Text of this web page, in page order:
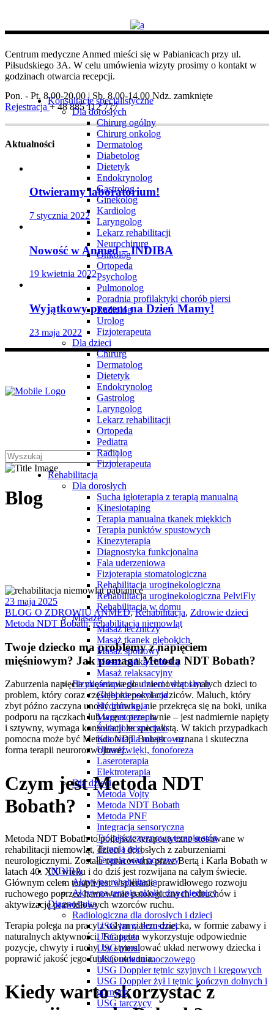
Centrum medyczne Anmed mieści się w Pabianicach przy ul.
Piłsudskiego 3A. W celu umówienia wizyty prosimy o kontakt w
godzinach otwarcia recepcji.
Pon. - Pt. 8.00-20.00 | Sb. 8.00-14.00 Ndz. zamknięte
Rejestracja + 48 885 112 777
Aktualności
Otwieramy laboratorium!
7 stycznia 2022
Nowość w Anmed – INDIBA
19 kwietnia 2022
Wyjątkowy prezent na Dzień Mamy!
23 maja 2022
Konsultacje specjalistyczne
Dla dorosłych
Chirurg ogólny
Chirurg onkolog
Dermatolog
Diabetolog
Dietetyk
Endokrynolog
Gastrolog
Ginekolog
Kardiolog
Laryngolog
Lekarz rehabilitacji
Neurochirurg
Onkolog
Ortopeda
Psycholog
Pulmonolog
Poradnia profilaktyki chorób piersi
Radiolog
Urolog
Fizjoterapeuta
Dla dzieci
Chirurg
Dermatolog
Dietetyk
Endokrynolog
Gastrolog
Laryngolog
Lekarz rehabilitacji
Ortopeda
Pediatra
Radiolog
Fizjoterapeuta
Rehabilitacja
Dla dorosłych
Sucha igłoterapia z terapią manualną
Kinesiotaping
Terapia manualna tkanek miękkich
Terapia punktów spustowych
Kinezyterapia
Diagnostyka funkcjonalna
Fala uderzeniowa
Fizjoterapia stomatologiczna
Rehabilitacja uroginekologiczna
Rehabilitacja uroginekologiczna PelviFly
Rehabilitacja w domu
Masaże
Masaż leczniczy
Masaż tkanek głębokich
Masaż sportowy
Masaż bańką chińską
Masaż relaksacyjny
Fizykoterapia dla dzieci i dorosłych
Głęboka oscylacja
Hydroterapia
Magnetoterapia
Światłolecznictwo
Krioterapia miejscowa
Ultradźwięki, fonoforeza
Laseroterapia
Elektroterapia
Dla dzieci
Metoda Vojty
Metoda NDT Bobath
Metoda PNF
Integracja sensoryczna
Trójpłaszczyznowa terapia stóp
Terapia ręki
Terapia wad postawy
INDIBA
Aktywna rehabilitacja
Aktywna terapia okolic dna miednicy
Diagnostyka
Radiologiczna dla dorosłych i dzieci
USG jamy brzusznej
USG jąder
USG piersi
USG układu moczowego
USG Doppler tętnic szyjnych i kręgowych
USG Doppler żył i tętnic kończyn dolnych i
górnych
USG tarczycy
Blog
23 maja 2025
BLOG O ZDROWIU ANMED,Rehabilitacja, Zdrowie dzieci
Metoda NDT Bobath,rehabilitacja niemowląt
Twoje dziecko ma problemy z napięciem
mięśniowym? Jak pomaga Metoda NDT Bobath?
Zaburzenia napięcia mięśniowego u niemowląt i małych dzieci to
problem, który coraz częściej niepokoi rodziców. Maluch, który
zbyt późno zaczyna unosić główkę, nie przekręca się na boki, unika
podporu na rączkach lub wręcz przeciwnie – jest nadmiernie napięty
i sztywny, wymaga konsultacji ze specjalistą. W takich przypadkach
pomocna może być Metoda NDT Bobath – uznana i skuteczna
forma terapii neurorozwojowej.
Czym jest Metoda NDT
Bobath?
Metoda NDT Bobath to podejście terapeutyczne stosowane w
rehabilitacji niemowląt, dzieci i dorosłych z zaburzeniami
neurologicznymi. Została opracowana przez Bertą i Karla Bobath w
latach 40. XX wieku i do dziś jest rozwijana na całym świecie.
Głównym celem terapii jest wspieranie prawidłowego rozwoju
ruchowego poprzez hamowanie patologicznych odruchów i
aktywizację prawidłowych wzorców ruchu.
Terapia polega na pracy z całym ciałem dziecka, w formie zabawy i
naturalnych aktywności. Terapeuta wykorzystuje odpowiednie
pozycje, chwyty i ruchy, by stymulować układ nerwowy dziecka i
poprawić jakość jego funkcjonowania.
Kiedy warto skorzystać z